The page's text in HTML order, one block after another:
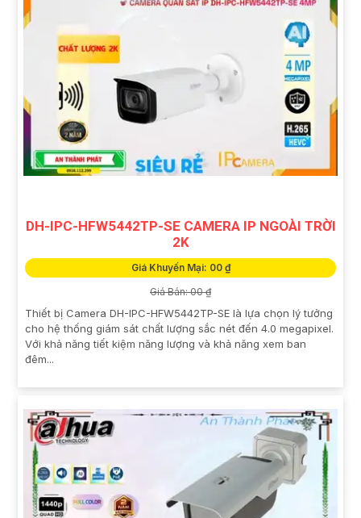
DH-IPC-HFW5442TP-SE CAMERA IP NGOÀI TRỜI
2K
Giá Khuyến Mại: 00 ₫
Giá Bán: 00 ₫
Thiết bị Camera DH-IPC-HFW5442TP-SE là lựa chọn lý tưởng
cho hệ thống giám sát chất lượng sắc nét đến 4.0 megapixel.
Với khả năng tiết kiệm năng lượng và khả năng xem ban
đêm...